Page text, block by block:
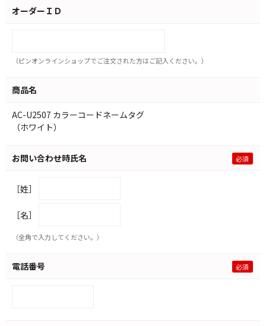
オーダーＩＤ
（ピンオンラインショップでご注文された方はご記入ください。）
商品名
AC-U2507 カラーコードネームタグ
（ホワイト）
お問い合わせ時氏名
［姓］
［名］
（全角で入力してください。）
電話番号